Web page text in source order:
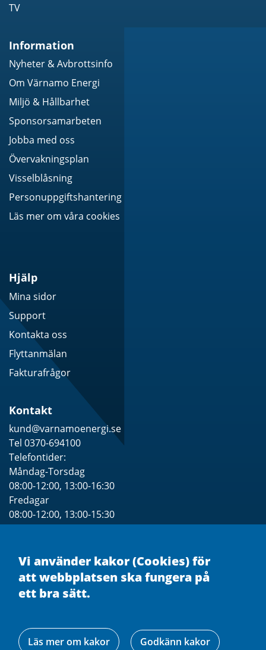
Vi använder kakor (Cookies) för
att webbplatsen ska fungera på
ett bra sätt.
Läs mer om kakor Godkänn kakor
TV
Information
Nyheter & Avbrottsinfo
Om Värnamo Energi
Miljö & Hållbarhet
Sponsorsamarbeten
Jobba med oss
Övervakningsplan
Visselblåsning
Personuppgiftshantering
Läs mer om våra cookies
Hjälp
Mina sidor
Support
Kontakta oss
Flyttanmälan
Fakturafrågor
Kontakt
kund@varnamoenergi.se
Tel 0370-694100
Telefontider:
Måndag-Torsdag
08:00-12:00, 13:00-16:30
Fredagar
08:00-12:00, 13:00-15:30